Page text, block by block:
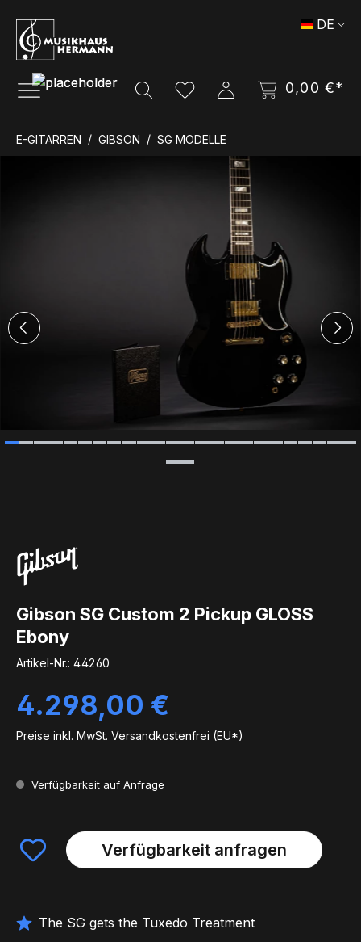
Zum Hauptinhalt springen
0,00 €*
DE
E-GITARREN GIBSON SG MODELLE
Gibson SG Custom 2 Pickup GLOSS
Ebony
Artikel-Nr.: 44260
Regulärer Preis:
4.298,00 €
Preise inkl. MwSt. Versandkostenfrei (EU*)
Verfügbarkeit auf Anfrage
Verfügbarkeit anfragen
The SG gets the Tuxedo Treatment